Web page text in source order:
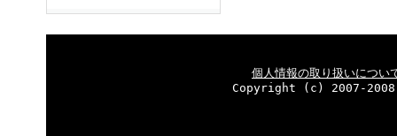
個人情報の取り扱いについ
Copyright (c) 2007-